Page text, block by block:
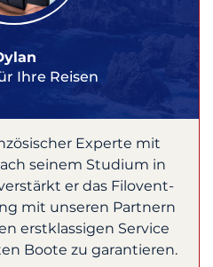
Ihre Reisen
Experte mit
seinem Studium in
er das Filovent-
mit unseren Partnern
erstklassigen Service
Boote zu garantieren.